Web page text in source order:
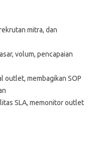
mitra, dan
volum, pencapaian
outlet, membagikan SOP
SLA, memonitor outlet